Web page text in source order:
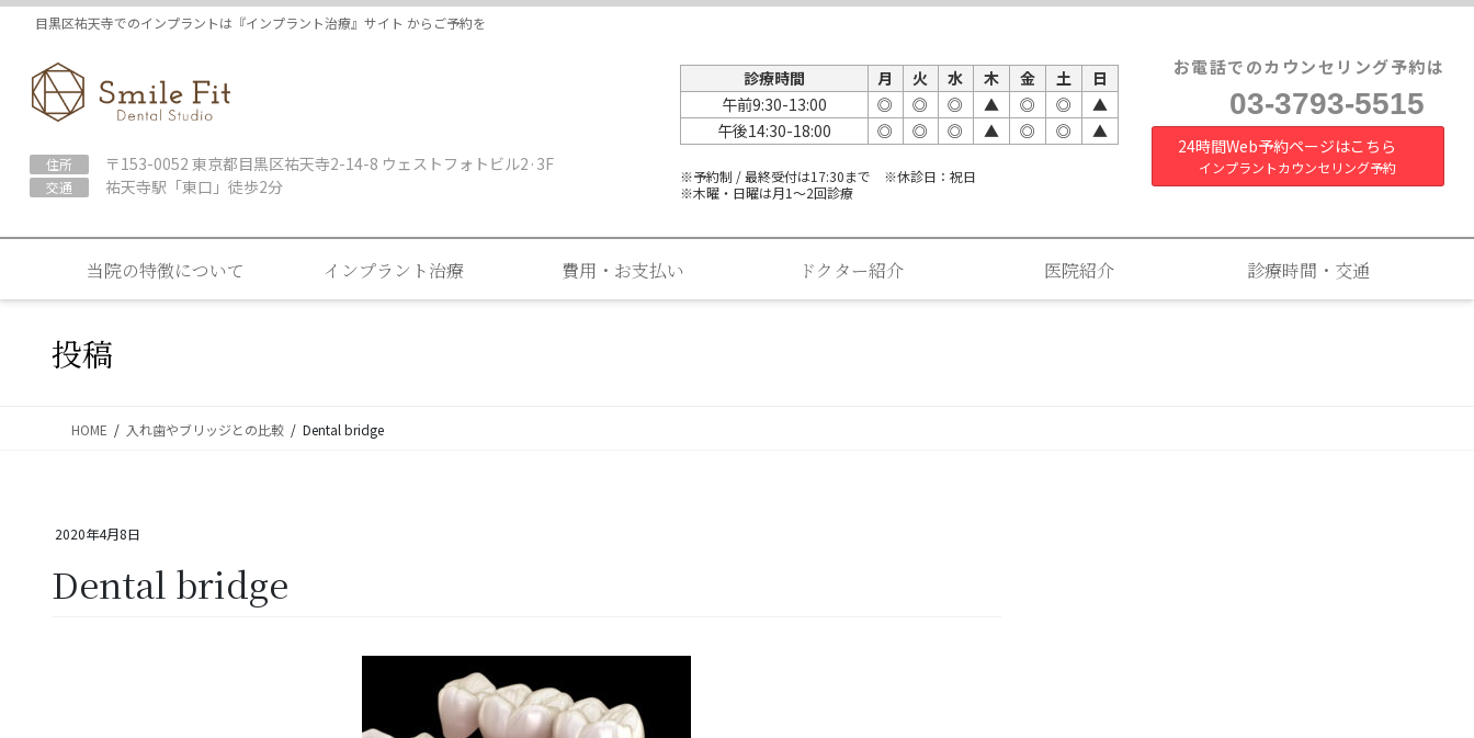
コ
ナ
目黒区祐天寺でのインプラントは『インプラント治療』サイト からご予約を
診療時間 月 火 水 木 金 土
日
午前9:30-13:00
◎ ◎ ◎ ▲ ◎ ◎
▲
午後14:30-18:00
◎ ◎ ◎ ▲ ◎ ◎ ▲
※予約制 / 最終受付は17:30まで ※休診日：祝日
※木曜・日曜は月1～2回診療
お電話でのカウンセリング予約は
03-3793-5515
24時間Web予約ページはこちら
インプラントカウンセリング予約
住所 〒153-0052 東京都目黒区祐天寺2-14-8 ウェストフォトビル2·3F
交通 祐天寺駅「東口」徒歩2分
当院の特徴について インプラント治療 費用・お支払い ドクター紹介 医院紹介 診療時間・交通
投稿
HOME 入れ歯やブリッジとの比較 Dental bridge
2020年4月8日
Dental bridge